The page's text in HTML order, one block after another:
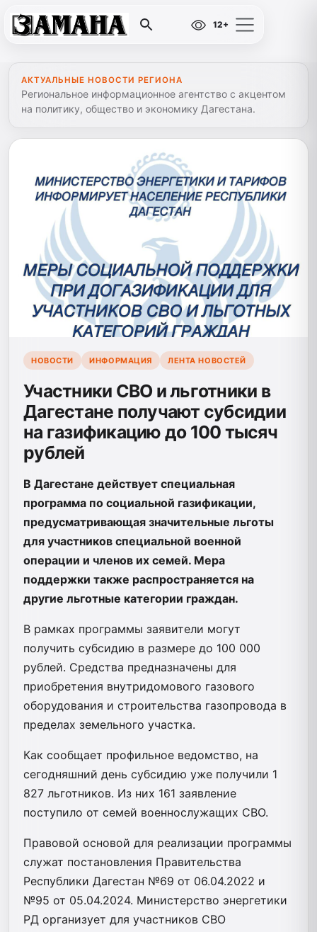
12+
АКТУАЛЬНЫЕ НОВОСТИ РЕГИОНА
Региональное информационное агентство с акцентом
на политику, общество и экономику Дагестана.
НОВОСТИ ИНФОРМАЦИЯ ЛЕНТА НОВОСТЕЙ
Участники СВО и льготники в
Дагестане получают субсидии
на газификацию до 100 тысяч
рублей
В Дагестане действует специальная
программа по социальной газификации,
предусматривающая значительные льготы
для участников специальной военной
операции и членов их семей. Мера
поддержки также распространяется на
другие льготные категории граждан.
В рамках программы заявители могут
получить субсидию в размере до 100 000
рублей. Средства предназначены для
приобретения внутридомового газового
оборудования и строительства газопровода в
пределах земельного участка.
Как сообщает профильное ведомство, на
сегодняшний день субсидию уже получили 1
827 льготников. Из них 161 заявление
поступило от семей военнослужащих СВО.
Правовой основой для реализации программы
служат постановления Правительства
Республики Дагестан №69 от 06.04.2022 и
№95 от 05.04.2024. Министерство энергетики
РД организует для участников СВО